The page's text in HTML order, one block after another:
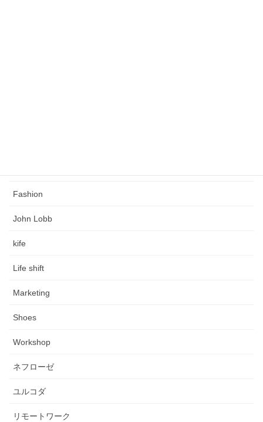
Fashion
John Lobb
kife
Life shift
Marketing
Shoes
Workshop
ネフローゼ
ユルコダ
リモートワーク